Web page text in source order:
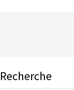
Recherche